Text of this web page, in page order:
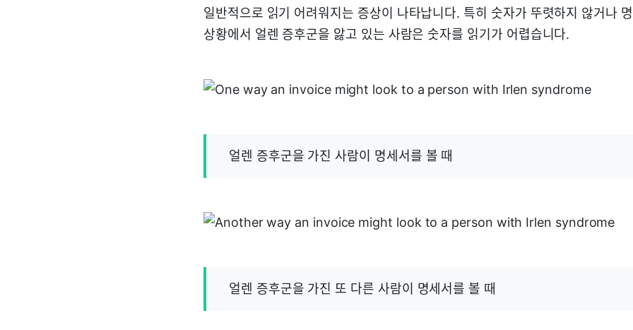
일반적으로 읽기 어려워지는 증상이 나타납니다. 특히 숫자가 뚜렷하지 않거나
상황에서 얼렌 증후군을 앓고 있는 사람은 숫자를 읽기가 어렵습니다.
얼렌 증후군을 가진 사람이 명세서를 볼 때
얼렌 증후군을 가진 또 다른 사람이 명세서를 볼 때